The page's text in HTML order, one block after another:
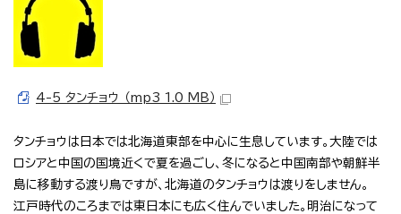
4-5 タンチョウ （mp3 1.0 MB）
タンチョウは日本では北海道東部を中心に生息しています。大陸では
ロシアと中国の国境近くで夏を過ごし、冬になると中国南部や朝鮮半
島に移動する渡り鳥ですが、北海道のタンチョウは渡りをしません。
江戸時代のころまでは東日本にも広く住んでいました。明治になって